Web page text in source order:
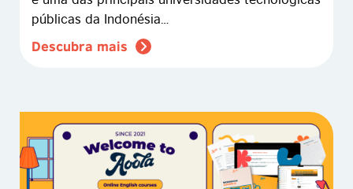
públicas da Indonésia…
Descubra mais